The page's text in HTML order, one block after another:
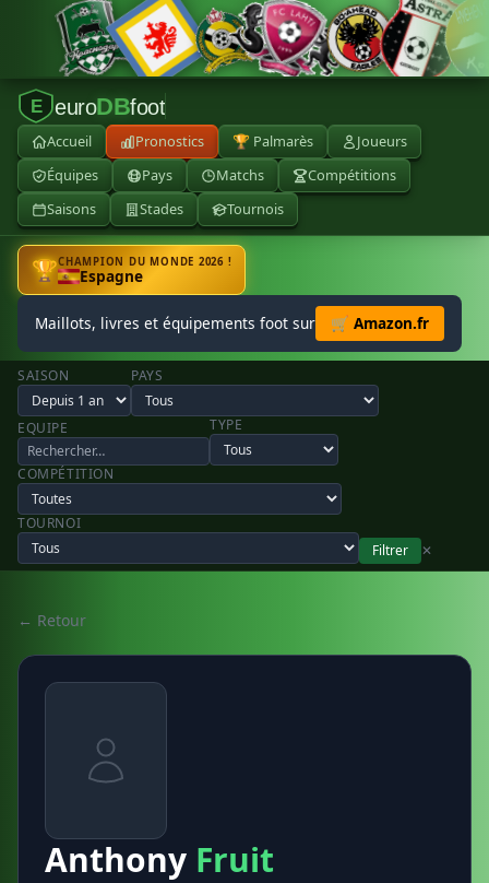
E euroDBfoot
Accueil Pronostics 🏆 Palmarès
Joueurs
Équipes
Pays Matchs
Compétitions
Saisons
Stades Tournois
🏆CHAMPION DU MONDE 2026 !
Espagne
Maillots, livres et équipements foot sur 🛒 Amazon.fr
SAISON PAYS
EQUIPE TYPE
COMPÉTITION
TOURNOI
Filtrer
✕
← Retour
Anthony Fruit